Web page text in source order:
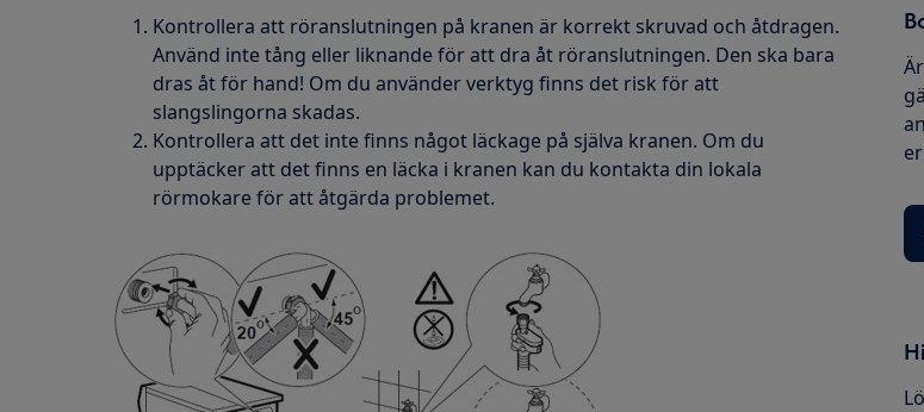
Kontrollera att röranslutningen på kranen är korrekt skruvad och åtdragen.
Använd inte tång eller liknande för att dra åt röranslutningen. Den ska bara
dras åt för hand! Om du använder verktyg finns det risk för att
slangslingorna skadas.
Kontrollera att det inte finns något läckage på själva kranen. Om du
upptäcker att det finns en läcka i kranen kan du kontakta din lokala
rörmokare för att åtgärda problemet.